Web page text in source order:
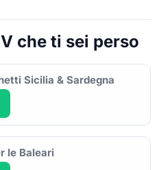
che ti sei perso
Sicilia & Sardegna
le Baleari